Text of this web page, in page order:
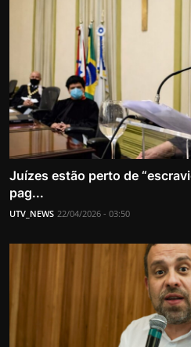
Juízes estão perto de
pag...
UTV_NEWS 22/04/2026 - 03:50